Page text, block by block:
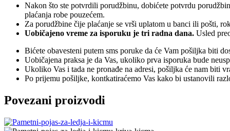
Nakon što ste potvrdili porudžbinu, dobićete potvrdu
plaćanja robe pouzećem.
Za porudžbine čije plaćanje se vrši uplatom u banci ili pošti,
Uobičajeno vreme za isporuku je tri radna dana. Usled
Bićete obavesteni putem sms poruke da će Vam pošiljka biti
Uobičajena praksa je da Vas, ukoliko prva isporuka bude
Ukoliko Vas i tada ne pronađe na adresi, pošiljka će nam biti
Po prijemu pošiljke, kontkatiraćemo Vas kako bi ustanovili
Povezani proizvodi